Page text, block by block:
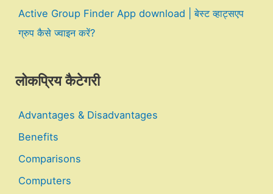
Active Group Finder App download | बेस्ट व्हाट्सएप
ग्रुप कैसे ज्वाइन करें?
लोकप्रिय कैटेगरी
Advantages & Disadvantages
Benefits
Comparisons
Computers